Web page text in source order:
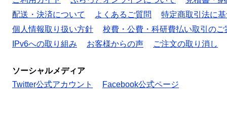
配送・決済について
よくあるご質問
特定商取引法に
個人情報取り扱い方針
校費・公費・科研費払い取引のご
IPv6への取り組み
お客様からの声 ご注文の取り消し
ソーシャルメディア
Twitter公式アカウント
Facebook公式ページ